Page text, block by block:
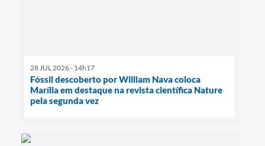
28 JUL 2026 - 14h17
Fóssil descoberto por William Nava coloca
Marília em destaque na revista científica Nature
pela segunda vez